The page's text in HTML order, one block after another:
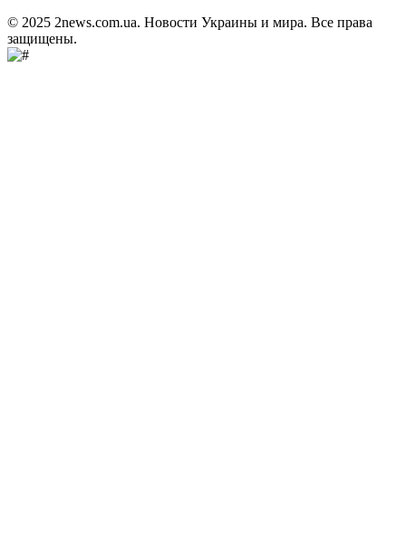
© 2025 2news.com.ua. Новости Украины и мира. Все права
защищены.